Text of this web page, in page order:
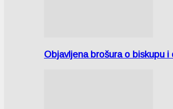
Objavljena brošura o biskupu